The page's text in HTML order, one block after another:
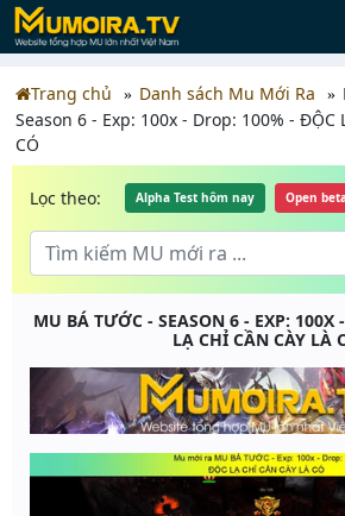
Trang chủ Danh sách Mu Mới Ra
Season 6 - Exp: 100x - Drop: 100% - ĐỘC
CÓ
Lọc theo: Alpha Test hôm nay Open
MU BÁ TƯỚC - SEASON 6 - EXP: 100X
LẠ CHỈ CẦN CÀY LÀ